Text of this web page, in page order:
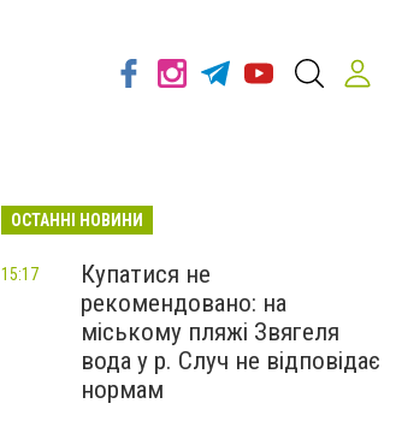
ОСТАННІ НОВИНИ
Купатися не
рекомендовано: на
міському пляжі Звягеля
вода у р. Случ не відповідає
нормам
15:17